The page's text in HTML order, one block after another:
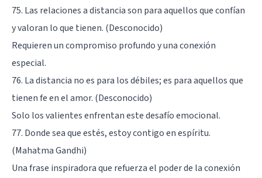
75. Las relaciones a distancia son para aquellos que confían
y valoran lo que tienen. (Desconocido)
Requieren un compromiso profundo y una conexión
especial.
76. La distancia no es para los débiles; es para aquellos que
tienen fe en el amor. (Desconocido)
Solo los valientes enfrentan este desafío emocional.
77. Donde sea que estés, estoy contigo en espíritu.
(Mahatma Gandhi)
Una frase inspiradora que refuerza el poder de la conexión